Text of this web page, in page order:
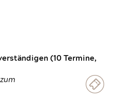
(10 Termine,